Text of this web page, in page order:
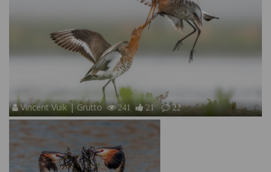
Vincent Vuik | Grutto 241 21 22